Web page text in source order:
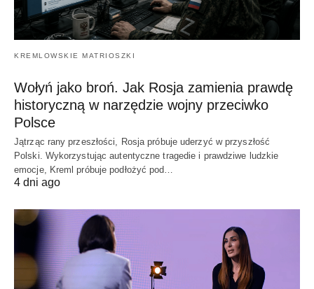
KREMLOWSKIE MATRIOSZKI
Wołyń jako broń. Jak Rosja zamienia prawdę
historyczną w narzędzie wojny przeciwko
Polsce
Jątrząc rany przeszłości, Rosja próbuje uderzyć w przyszłość
Polski. Wykorzystując autentyczne tragedie i prawdziwe ludzkie
emocje, Kreml próbuje podłożyć pod…
4 dni ago